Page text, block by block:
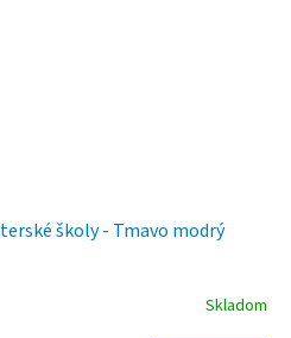
školy - Tmavo modrý
Skladom